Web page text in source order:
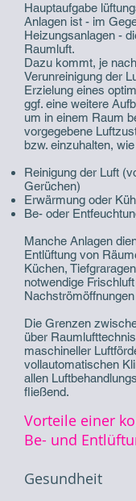
Hauptaufgabe
Anlagen ist - im
Heizungsanlagen -
Raumluft.
Dazu kommt, je
Verunreinigung der
Erzielung eines
ggf. eine weitere
um in einem Raum
vorgegebene
bzw. einzuhalten, wie
Reinigung der Luft
Gerüchen)
Erwärmung oder
Be- oder
Manche Anlagen
Entlüftung von
Küchen,
notwendige
Die Grenzen
über
maschineller
vollautomatischen
allen
fließend.
Vorteile einer
Be- und
Gesundheit